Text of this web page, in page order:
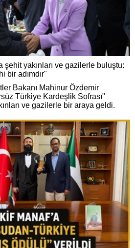
şehit yakınları ve gazilerle buluştu:
bir adımdır"
Bakanı Mahinur Özdemir
Türkiye Kardeşlik Sofrası"
ve gazilerle bir araya geldi.